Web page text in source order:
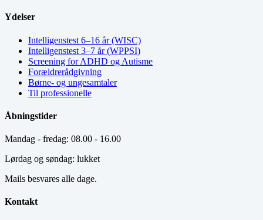
Ydelser
Intelligenstest 6–16 år (WISC)
Intelligenstest 3–7 år (WPPSI)
Screening for ADHD og Autisme
Forældrerådgivning
Børne- og ungesamtaler
Til professionelle
Åbningstider
Mandag - fredag: 08.00 - 16.00
Lørdag og søndag: lukket
Mails besvares alle dage.
Kontakt